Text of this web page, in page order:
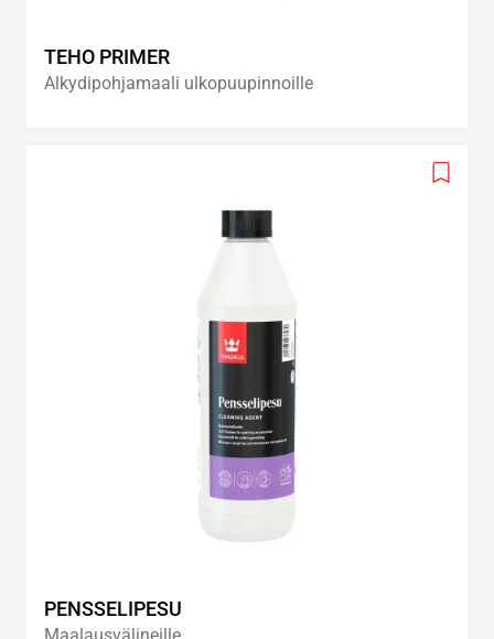
TEHO PRIMER
Alkydipohjamaali ulkopuupinnoille
Add
PENSSELIPESU